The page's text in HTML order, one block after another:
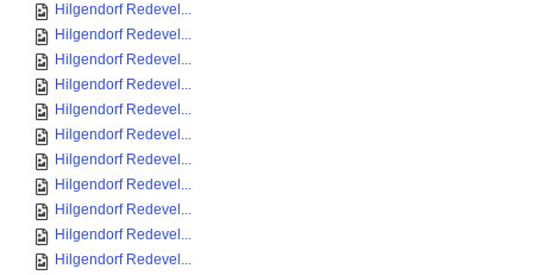
Hilgendorf Redevel...
Hilgendorf Redevel...
Hilgendorf Redevel...
Hilgendorf Redevel...
Hilgendorf Redevel...
Hilgendorf Redevel...
Hilgendorf Redevel...
Hilgendorf Redevel...
Hilgendorf Redevel...
Hilgendorf Redevel...
Hilgendorf Redevel...